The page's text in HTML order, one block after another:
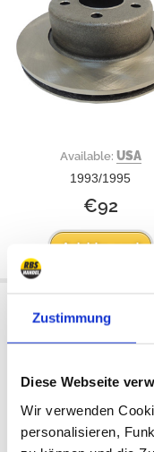
Zustimmung
Diese Webseite
Wir verwenden
personalisieren,
Available: USA
1993/1995
€92
Add to cart
Drilled & Slotted Rear